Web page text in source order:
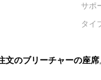
サポ
タイ
文のブリーチャーの座席,